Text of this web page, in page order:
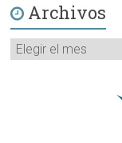
Archivos
Archivos